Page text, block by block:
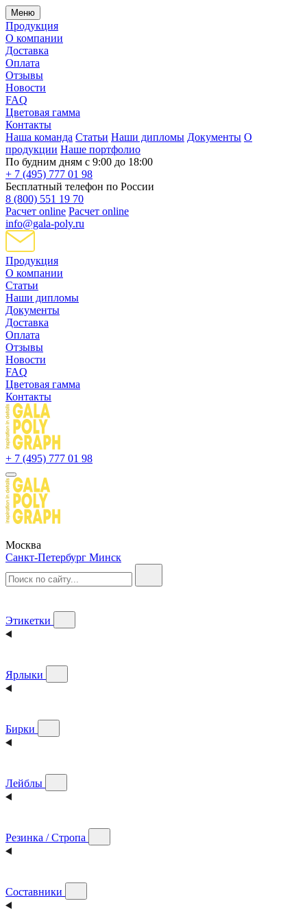
Меню
Продукция
О компании
Доставка
Оплата
Отзывы
Новости
FAQ
Цветовая гамма
Контакты
Наша команда Статьи Наши дипломы Документы О
продукции Наше портфолио
По будним дням с 9:00 до 18:00
+ 7 (495) 777 01 98
Бесплатный телефон по России
8 (800) 551 19 70
Расчет online Расчет online
info@gala-poly.ru
Продукция
О компании
Статьи
Наши дипломы
Документы
Доставка
Оплата
Отзывы
Новости
FAQ
Цветовая гамма
Контакты
+ 7 (495) 777 01 98
Москва
Санкт-Петербург Минск
Этикетки
Ярлыки
Бирки
Лейблы
Резинка / Стропа
Составники